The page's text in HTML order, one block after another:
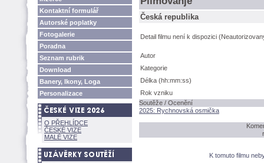
Kontaktní formulář
Autorské poplatky
Fotogalerie
Poradna
Seznam rubrik
Download
Banery, Ikony, Loga
Personalizace
O PŘEHLÍDCE
ČESKÉ VIZE
MALÉ VIZE
Česká republika
Detail filmu není k dispozici
Autor
Kategorie
Délka (hh:mm:ss)
Rok vzniku
Soutěže / Ocenění
2025: Rychnovská osmička
K tomuto filmu